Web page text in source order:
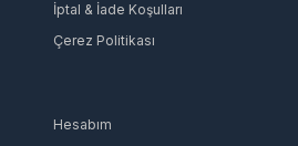
İptal & İade Koşulları
Çerez Politikası
Hesabım